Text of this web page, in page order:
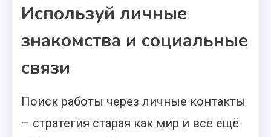
Используй личные
знакомства и социальные
связи
Поиск работы через личные контакты
– стратегия старая как мир и все ещё